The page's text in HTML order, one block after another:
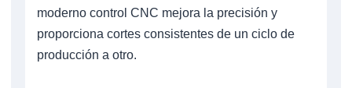
moderno control CNC mejora la precisión y
proporciona cortes consistentes de un ciclo de
producción a otro.